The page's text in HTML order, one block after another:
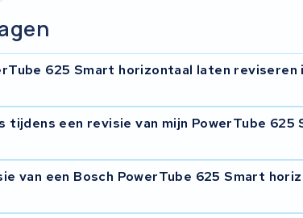
625 Smart horizontaal laten reviseren
gratis op in heel België en stuurt hem na revisie
een revisie van mijn PowerTube 625
meten elke cel afzonderlijk door en vervangen
wordt het BMS gecontroleerd en de complete
mee bij de retourzending.
van een Bosch PowerTube 625 Smart